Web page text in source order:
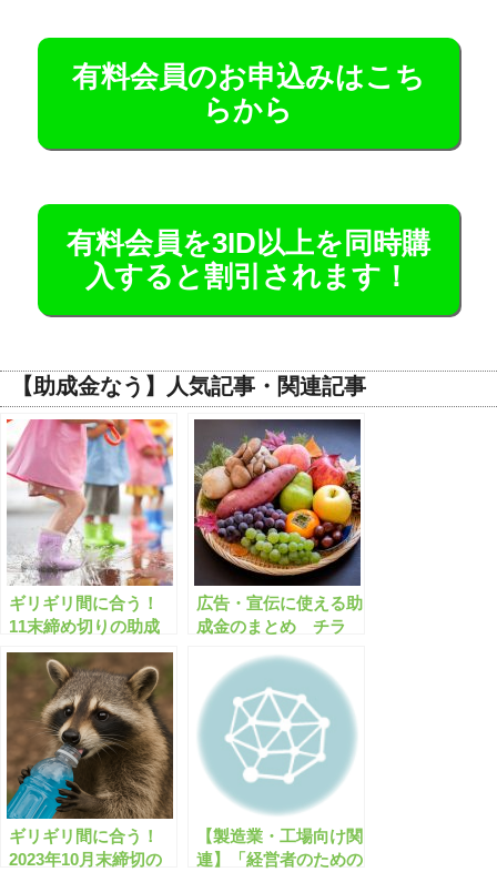
有料会員のお申込みはこち
らから
有料会員を3ID以上を同時購
入すると割引されます！
【助成金なう】人気記事・関連記事
ギリギリ間に合う！
11末締め切りの助成
金・補助金「全495
件」はこちら！【有料
会員限定】
広告・宣伝に使える助
成金のまとめ チラ
成/ネット広告/創業
【有料会員限定】
ギリギリ間に合う！
2023年10月末締切の
【製造業・工場向け関
連】「経営者のための